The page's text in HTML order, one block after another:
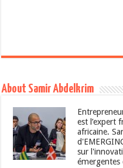
About Samir Abdelkrim
est l’expert
africaine.
sur
émergentes